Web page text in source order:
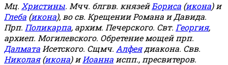
Мц. Христины. Мчч. блгвв. князейБориса (икона) и
Глеба (икона), во св. Крещении Романа и Давида.
Прп. Поликарпа, архим. Печерского. Свт. Георгия,
архиеп. Могилевского. Обретение мощей прп.
Далмата Исетского. Сщмч. Алфеядиакона. Свв.
Николая(икона) иИоанна испп., пресвитеров.